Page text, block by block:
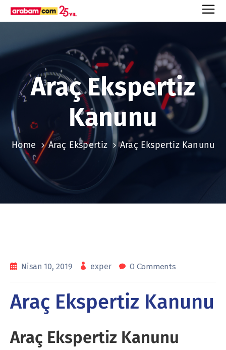
Araç Ekspertiz
Kanunu
Home Araç Ekspertiz Araç Ekspertiz Kanunu
Nisan 10, 2019 exper 0 Comments
Araç Ekspertiz Kanunu
Araç Ekspertiz Kanunu